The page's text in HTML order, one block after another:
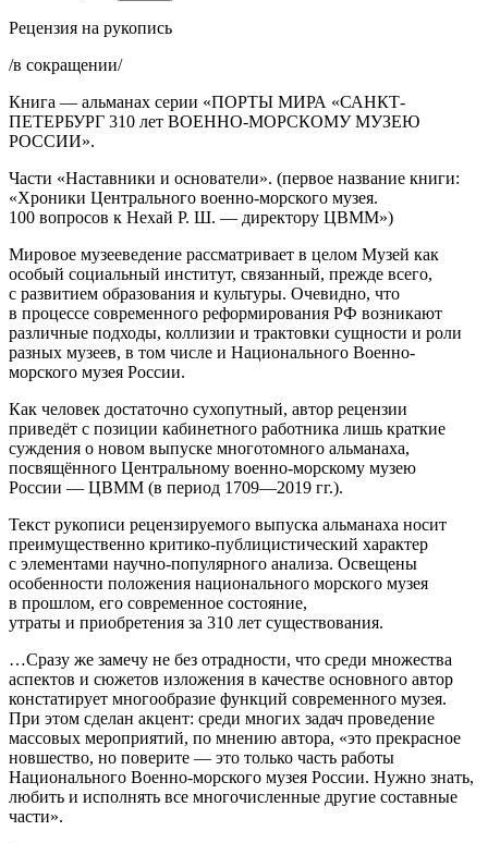
Рецензия на рукопись
/в сокращении/
Книга — альманах серии «ПОРТЫ МИРА «САНКТ-
ПЕТЕРБУРГ 310 лет ВОЕННО-МОРСКОМУ МУЗЕЮ
РОССИИ».
Части «Наставники и основатели». (первое название книги:
«Хроники Центрального военно-морского музея.
100 вопросов к Нехай Р. Ш. — директору ЦВММ»)
Мировое музееведение рассматривает в целом Музей как
особый социальный институт, связанный, прежде всего,
с развитием образования и культуры. Очевидно, что
в процессе современного реформирования РФ возникают
различные подходы, коллизии и трактовки сущности и роли
разных музеев, в том числе и Национального Военно-
морского музея России.
Как человек достаточно сухопутный, автор рецензии
приведёт с позиции кабинетного работника лишь краткие
суждения о новом выпуске многотомного альманаха,
посвящённого Центральному военно-морскому музею
России — ЦВММ (в период 1709—2019 гг.).
Текст рукописи рецензируемого выпуска альманаха носит
преимущественно критико-публицистический характер
с элементами научно-популярного анализа. Освещены
особенности положения национального морского музея
в прошлом, его современное состояние,
утраты и приобретения за 310 лет существования.
…Сразу же замечу не без отрадности, что среди множества
аспектов и сюжетов изложения в качестве основного автор
констатирует многообразие функций современного музея.
При этом сделан акцент: среди многих задач проведение
массовых мероприятий, по мнению автора, «это прекрасное
новшество, но поверите — это только часть работы
Национального Военно-морского музея России. Нужно знать,
любить и исполнять все многочисленные другие составные
части».